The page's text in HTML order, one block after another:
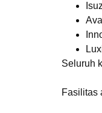
Seluruh
Fasilitas